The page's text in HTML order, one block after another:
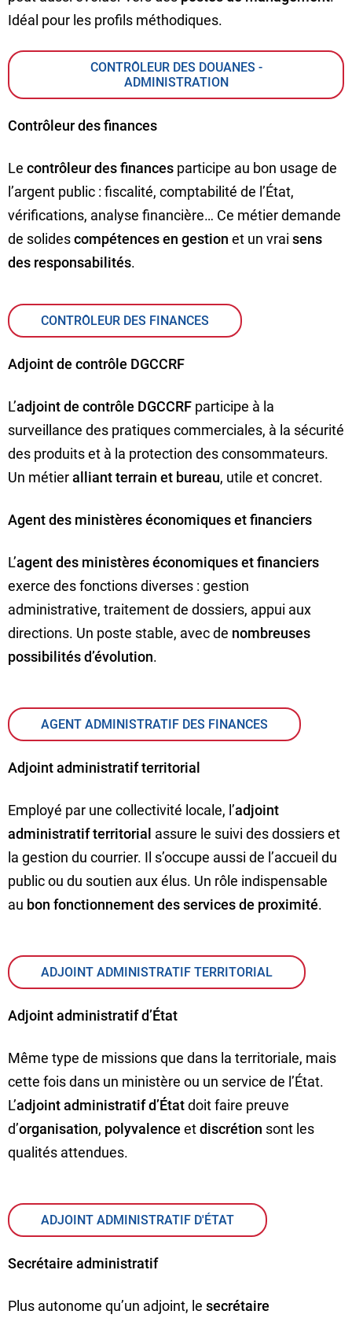
Idéal pour les profils méthodiques.
CONTRÔLEUR DES DOUANES -
ADMINISTRATION
Contrôleur des finances
Le contrôleur des finances participe au bon usage de
l’argent public : fiscalité, comptabilité de l’État,
vérifications, analyse financière… Ce métier demande
de solidescompétences en gestion et un vrai sens
des responsabilités.
CONTRÔLEUR DES FINANCES
Adjoint de contrôle DGCCRF
L’adjoint de contrôle DGCCRF participe à la
surveillance des pratiques commerciales, à la sécurité
des produits et à la protection des consommateurs.
Un métieralliant terrain et bureau, utile et concret.
Agent des ministères économiques et financiers
L’agent des ministères économiques et financiers
exerce des fonctions diverses : gestion
administrative, traitement de dossiers, appui aux
directions. Un poste stable, avec de nombreuses
possibilités d’évolution.
AGENT ADMINISTRATIF DES FINANCES
Adjoint administratif territorial
Employé par une collectivité locale, l’adjoint
administratif territorial assure le suivi des dossiers et
la gestion du courrier. Il s’occupe aussi de l’accueil du
public ou du soutien aux élus. Un rôle indispensable
au bon fonctionnement des services de proximité.
ADJOINT ADMINISTRATIF TERRITORIAL
Adjoint administratif d’État
Même type de missions que dans la territoriale, mais
cette fois dans un ministère ou un service de l’État.
L’adjoint administratif d’Étatdoit faire preuve
d’organisation, polyvalence etdiscrétion sont les
qualités attendues.
ADJOINT ADMINISTRATIF D'ÉTAT
Secrétaire administratif
Plus autonome qu’un adjoint, le secrétaire